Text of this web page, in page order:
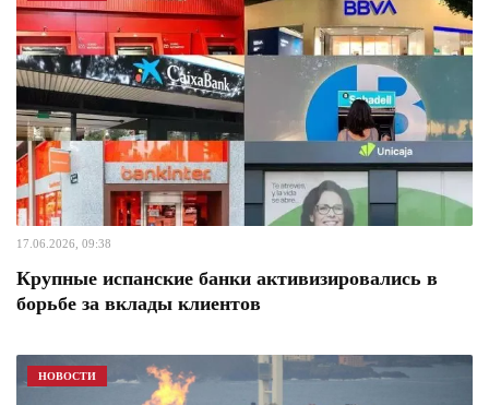
17.06.2026, 09:38
Крупные испанские банки активизировались в
борьбе за вклады клиентов
НОВОСТИ